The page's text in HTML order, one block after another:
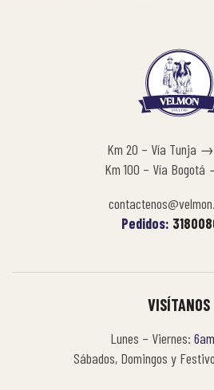
Km 20 – Vía Tunja
Km 100 – Vía
Pedidos:
VISÍTANOS
Lunes – Viernes:
Sábados, Domingos y